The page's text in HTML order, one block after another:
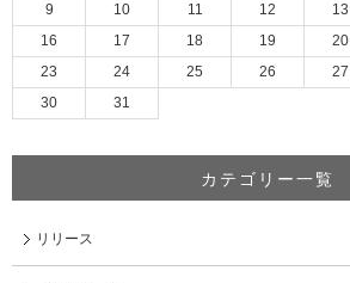
9
10 11 12 13
16
17 18 19 20
23
24 25 26 27
30
31
カテゴリー一覧
リリース